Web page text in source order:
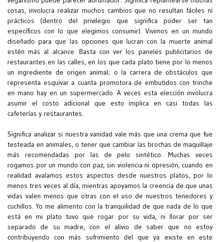
cosas, involucra realizar muchos cambios que no resultan fáciles ni
prácticos (dentro del privilegio que significa poder ser tan
específicos con lo que elegimos consumir). Vivimos en un mundo
diseñado para que las opciones que lucran con la muerte animal
estén más al alcance. Basta con ver los paneles publicitarios de
restaurantes en las calles, en los que cada plato tiene por lo menos
un ingrediente de origen animal; o la carrera de obstáculos que
representa esquivar a cuanta promotora de embutidos con trinche
en mano hay en un supermercado. A veces esta elección involucra
asumir el costo adicional que esto implica en casi todas las
cafeterías y restaurantes.
Significa analizar si nuestra vanidad vale más que una crema que fue
testeada en animales, o tener que cambiar las brochas de maquillaje
más recomendadas por las de pelo sintético. Muchas veces
rogamos por un mundo con paz, sin violencia ni opresión, cuando en
realidad avalamos estos aspectos desde nuestros platos, por lo
menos tres veces al día, mientras apoyamos la creencia de que unas
vidas valen menos que otras con el uso de nuestros tenedores y
cuchillos. Yo me alimento con la tranquilidad de que nada de lo que
está en mi plato tuvo que rogar por su vida, ni llorar por ser
separado de su madre, con el alivio de saber que no estoy
contribuyendo con más sufrimiento del que ya existe en este